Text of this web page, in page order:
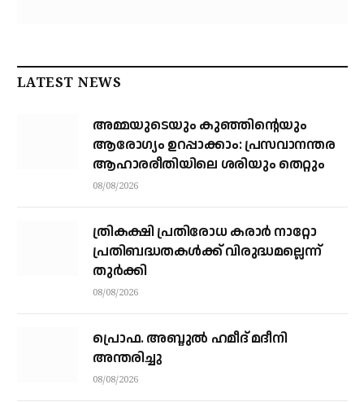
LATEST NEWS
അമ്മയുടെയും കുഞ്ഞിന്റെയും
ആരോഗ്യം ഉറപ്പാക്കാം: പ്രസവാനന്തര
ആഹാരരീതിയിലെ ശരിയും തെറ്റും
08/08/2026
ത്രികക്ഷി പ്രതിരോധ കരാര്‍ നാറ്റോ
പ്രതിബദ്ധതകള്‍ക്ക് വിരുദ്ധമല്ലെന്ന്
തുര്‍ക്കി
08/08/2026
പ്രൊഫ. അബ്ദുൽ ഹമീദ് മദീനി
അന്തരിച്ചു
08/08/2026